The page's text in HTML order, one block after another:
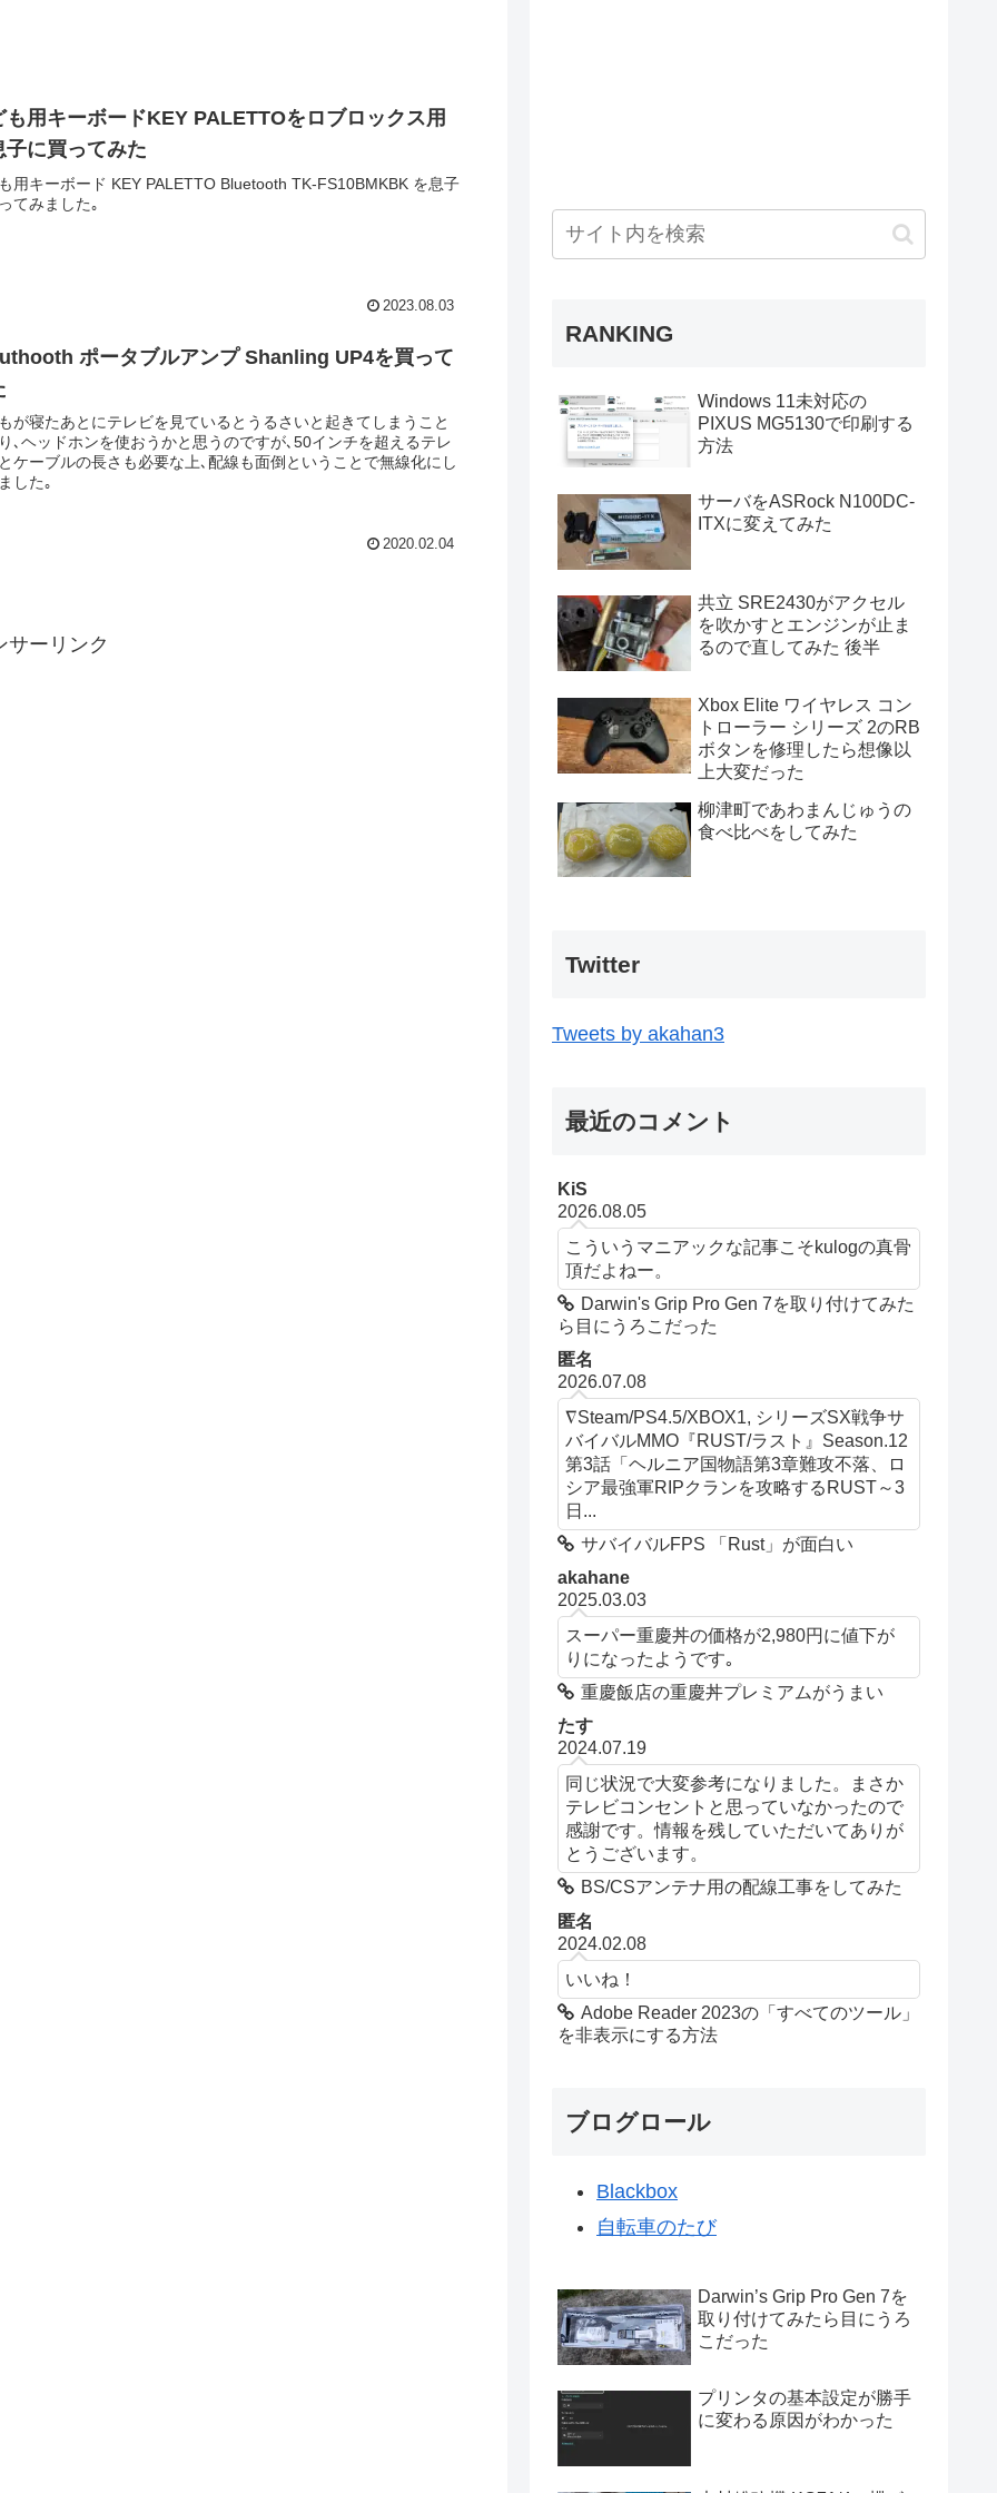
も用キーボードKEY PALETTOをロブロックス用
子に買ってみた
用キーボード KEY PALETTO Bluetooth TK-FS10BMKBK を息子
てみました｡
2023.08.03
ポータブルアンプ Shanling UP4を買って
が寝たあとにテレビを見ているとうるさいと起きてしまうこと
､ヘッドホンを使おうかと思うのですが､50インチを超えるテレ
ケーブルの長さも必要な上､配線も面倒ということで無線化にし
した｡
2020.02.04
サーリンク
RANKING
Windows 11未対応の
PIXUS MG5130で印刷する
方法
サーバをASRock N100DC-
ITXに変えてみた
共立 SRE2430がアクセル
を吹かすとエンジンが止ま
るので直してみた 後半
Xbox Elite ワイヤレス コン
トローラー シリーズ 2のRB
ボタンを修理したら想像以
上大変だった
柳津町であわまんじゅうの
食べ比べをしてみた
Twitter
Tweets by akahan3
最近のコメント
KiS
2026.08.05
こういうマニアックな記事こそkulogの真骨
頂だよねー。
Darwin's Grip Pro Gen 7を取り付けてみた
ら目にうろこだった
匿名
2026.07.08
∇Steam/PS4.5/XBOX1, シリーズSX戦争サ
バイバルMMO『RUST/ラスト』Season.12
第3話「ヘルニア国物語第3章難攻不落、ロ
シア最強軍RIPクランを攻略するRUST～3
日...
サバイバルFPS 「Rust」が面白い
akahane
2025.03.03
スーパー重慶丼の価格が2,980円に値下が
りになったようです｡
重慶飯店の重慶丼プレミアムがうまい
たす
2024.07.19
同じ状況で大変参考になりました。まさか
テレビコンセントと思っていなかったので
感謝です。情報を残していただいてありが
とうございます。
BS/CSアンテナ用の配線工事をしてみた
匿名
2024.02.08
いいね！
Adobe Reader 2023の「すべてのツール」
を非表示にする方法
ブログロール
Blackbox
自転車のたび
Darwin’s Grip Pro Gen 7を
取り付けてみたら目にうろ
こだった
プリンタの基本設定が勝手
に変わる原因がわかった